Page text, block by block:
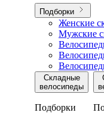
Подборки
Женские
Мужские
Складные
велосипеды
Подборки